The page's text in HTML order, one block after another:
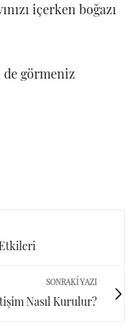
içerken boğazı
de görmeniz
SONRAKI YAZI
Nasıl Kurulur?